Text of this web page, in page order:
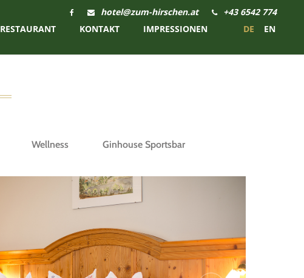
hotel@zum-hirschen.at
+43 6542 774
RESTAURANT KONTAKT IMPRESSIONEN DE EN
Wellness Ginhouse Sportsbar